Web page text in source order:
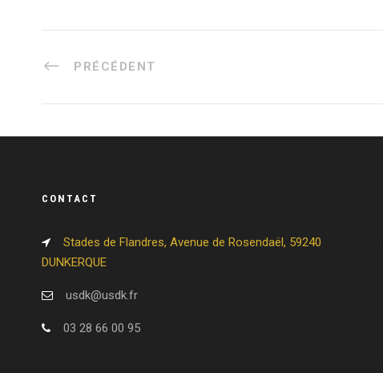
PRÉCÉDENT
CONTACT
Stades de Flandres, Avenue de Rosendaël, 59240
DUNKERQUE
usdk@usdk.fr
03 28 66 00 95